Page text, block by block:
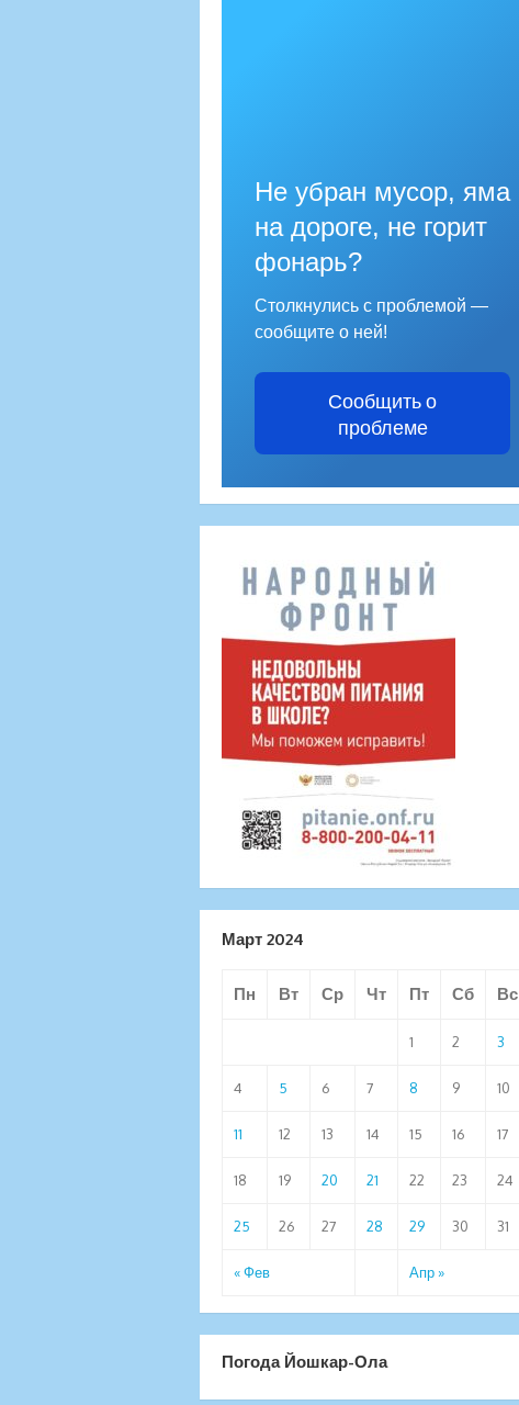
Не убран мусор, яма
на дороге, не горит
фонарь?
Столкнулись с проблемой —
сообщите о ней!
Сообщить о
проблеме
Март 2024
Пн Вт Ср Чт Пт Сб Вс
« Фев Апр »
1 2 3
4 5 6 7 8 9 10
11 12 13 14 15 16 17
18 19 20 21 22 23 24
25 26 27 28 29 30 31
Погода Йошкар-Ола